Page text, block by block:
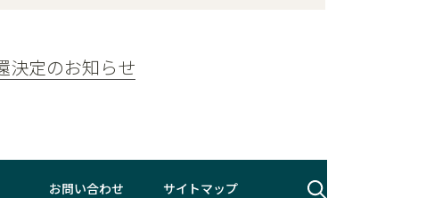
決定のお知らせ